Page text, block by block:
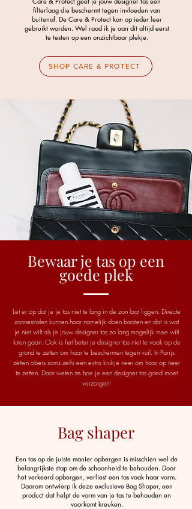
filterlaag die beschermt tegen invloeden van
buitenaf. De Care & Protect kan op ieder leer
gebruikt worden. Wel raad ik je aan dit altijd eerst
te testen op een onzichtbaar plekje.
SHOP CARE & PROTECT
Bewaar je tas op een
goede plek
Let er op dat je je tas niet te lang in de zon laat liggen. Directe
zonnestralen kunnen haar namelijk doen barsten en dat is wat
je niet wilt als je jouw designer tas zo lang mogelijk mee wilt
laten gaan. Ook is het beter je designer tas niet te vaak op de
grond te zetten om haar te beschermen tegen vuil. In Parijs
zetten obers soms zelfs een extra krukje neer om haar op neer
te zetten. Daar weten ze hoe je een designer tas goed moet
verzorgen!
Bag shaper
Een tas op de juiste manier opbergen is misschien wel de
belangrijkste stap om de schoonheid te behouden. Door
het verkeerd opbergen, verliest een tas vaak haar vorm.
Daarom ontwierp ik deze exclusieve Bag Shaper, een
product dat helpt de vorm van je tas te behouden en
voorkomt kreuken.